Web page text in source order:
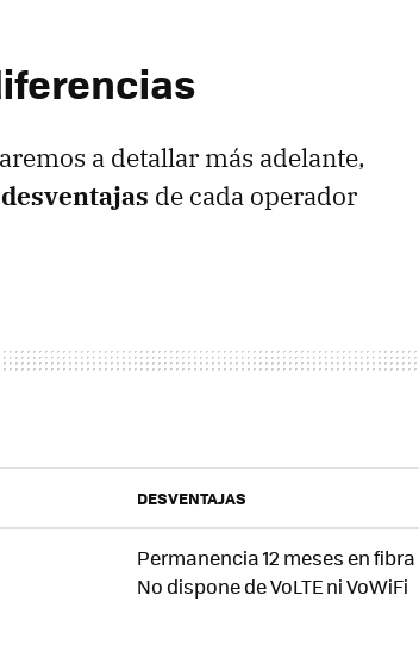
a detallar más adelante,
de cada operador
DESVENTAJAS
Permanencia 12 meses en fibra
No dispone de VoLTE ni VoWiFi